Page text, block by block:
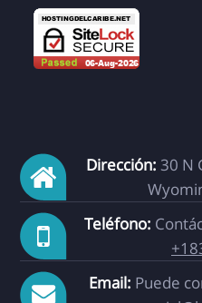
Dirección: 30 N
Teléfono:
Email: Puede